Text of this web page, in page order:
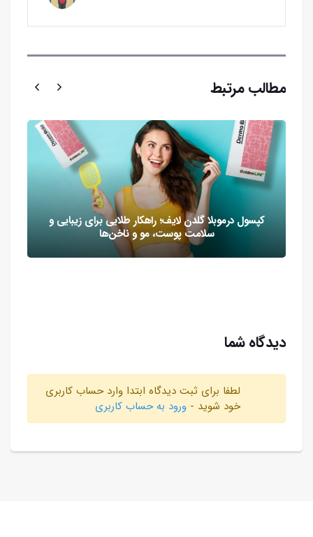
مطالب مرتبط
کپسول درموبلا گلدن لایف؛ راهکار طلایی برای زیبایی و
سلامت پوست، مو و ناخن‌ها
دیدگاه شما
لطفا برای ثبت دیدگاه ابتدا وارد حساب کاربری
خود شوید - ورود به حساب کاربری